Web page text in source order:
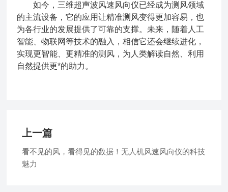
如今，三维超声波风速风向仪已经成为测风领域
的主流设备，它的应用让精准测风变得更加容易，也
为各行业的发展提供了可靠的支撑。未来，随着人工
智能、物联网等技术的融入，相信它还会继续进化，
实现更智能、更精准的测风，为人类解读自然、利用
自然提供更*的助力。
上一篇
看不见的风，看得见的数据！无人机风速风向仪的科技
魅力